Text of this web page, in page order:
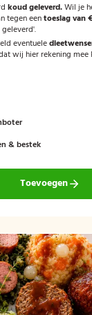
koud geleverd.Wil je
tegen eentoeslag van
eventuele
wij hier rekening mee
& bestek
Toevoegen